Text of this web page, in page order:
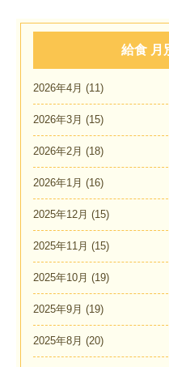
給食 月
2026年4月 (11)
2026年3月 (15)
2026年2月 (18)
2026年1月 (16)
2025年12月 (15)
2025年11月 (15)
2025年10月 (19)
2025年9月 (19)
2025年8月 (20)